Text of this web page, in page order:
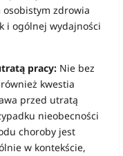
zdrowia
i ogólnej wydajności
pracy: Nie bez
kwestia
przed utratą
nieobecności
choroby jest
w kontekście,